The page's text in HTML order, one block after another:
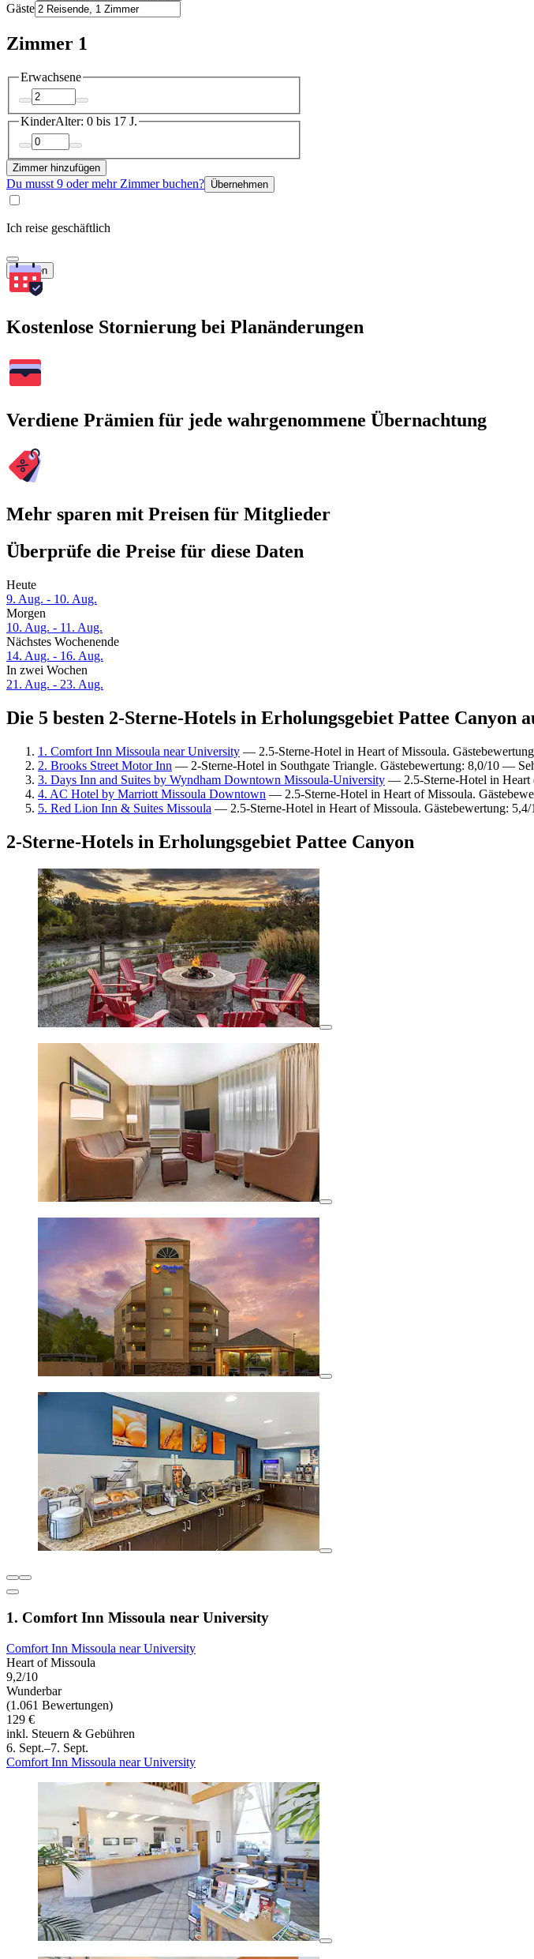
Gäste
Zimmer 1
Erwachsene
KinderAlter: 0 bis 17 J.
Zimmer hinzufügen
Du musst 9 oder mehr Zimmer buchen? Übernehmen
Ich reise geschäftlich
Suchen
Kostenlose Stornierung bei Planänderungen
Verdiene Prämien für jede wahrgenommene Übernachtung
Mehr sparen mit Preisen für Mitglieder
Überprüfe die Preise für diese Daten
Heute
9. Aug. - 10. Aug.
Morgen
10. Aug. - 11. Aug.
Nächstes Wochenende
14. Aug. - 16. Aug.
In zwei Wochen
21. Aug. - 23. Aug.
Die 5 besten 2-Sterne-Hotels in Erholungsgebiet Pattee Canyon
1. Comfort Inn Missoula near University — 2.5-Sterne-Hotel in Heart of Missoula.
2. Brooks Street Motor Inn — 2-Sterne-Hotel in Southgate Triangle. Gästebewertung: 8,0/10 —
3. Days Inn and Suites by Wyndham Downtown Missoula-University — 2.5-Sterne-Hotel in Heart
4. AC Hotel by Marriott Missoula Downtown — 2.5-Sterne-Hotel in Heart of Missoula.
5. Red Lion Inn & Suites Missoula — 2.5-Sterne-Hotel in Heart of Missoula. Gästebewertung: 5,4/
2-Sterne-Hotels in Erholungsgebiet Pattee Canyon
1. Comfort Inn Missoula near University
Comfort Inn Missoula near University
Heart of Missoula
9,2/10
Wunderbar
(1.061 Bewertungen)
129 €
inkl. Steuern & Gebühren
6. Sept.–7. Sept.
Comfort Inn Missoula near University